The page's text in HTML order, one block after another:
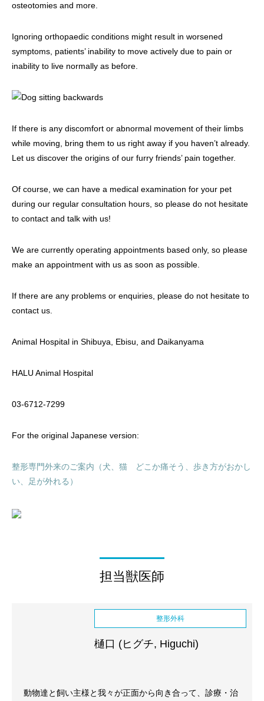
osteotomies and more.
Ignoring orthopaedic conditions might result in worsened
symptoms, patients’ inability to move actively due to pain or
inability to live normally as before.
If there is any discomfort or abnormal movement of their limbs
while moving, bring them to us right away if you haven’t already.
Let us discover the origins of our furry friends’ pain together.
Of course, we can have a medical examination for your pet
during our regular consultation hours, so please do not hesitate
to contact and talk with us!
We are currently operating appointments based only, so please
make an appointment with us as soon as possible.
If there are any problems or enquiries, please do not hesitate to
contact us.
Animal Hospital in Shibuya, Ebisu, and Daikanyama
HALU Animal Hospital
03-6712-7299
For the original Japanese version:
整形専門外来のご案内（犬、猫 どこか痛そう、歩き方がおかし
い、足が外れる）
担当獣医師
整形外科
樋口 (ヒグチ, Higuchi)
動物達と飼い主様と我々が正面から向き合って、診療・治